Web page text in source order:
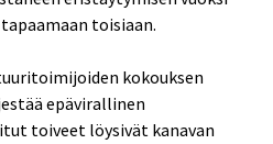
toisiaan.
kokouksen
epävirallinen
toiveet löysivät kanavan